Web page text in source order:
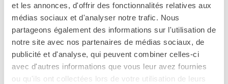
et les annonces, d'offrir des fonctionnalités relatives aux
médias sociaux et d'analyser notre trafic. Nous
partageons également des informations sur l'utilisation de
notre site avec nos partenaires de médias sociaux, de
publicité et d'analyse, qui peuvent combiner celles-ci
avec d'autres informations que vous leur avez fournies
ou qu'ils ont collectées lors de votre utilisation de leurs
Organizzata nell’ambito dellaGiornata internazionale
della Francofonia, l’operazione « Dis-moi dix mots »è
un’iniziativa di sensibilizzazione alla lingua francese in
Francia che propone dieci parole su cui gli allievi sono
invitati ad esprimersi sotto forma letteraria o artistica.